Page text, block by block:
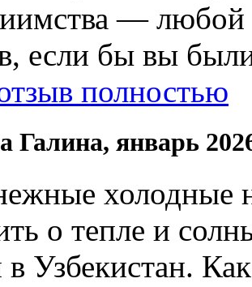
—
если бы вы
полностью
Галина, январь
холодные
о тепле и
в Узбекистан.